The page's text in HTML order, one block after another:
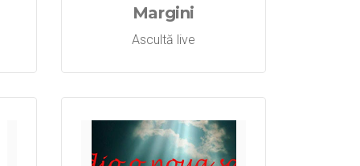
Margini
Ascultă live